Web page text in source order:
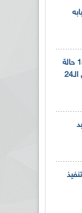
كورونا :247 إصابة جديدة،151 حالة
شفاء و8 وفيات بالجزائر خلال الـ24